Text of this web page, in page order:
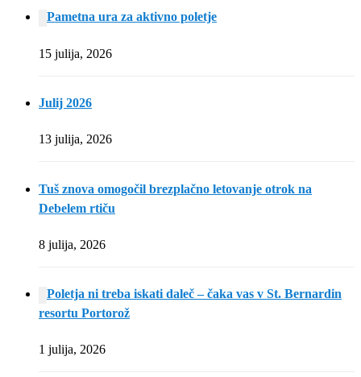
Pametna ura za aktivno poletje
15 julija, 2026
Julij 2026
13 julija, 2026
Tuš znova omogočil brezplačno letovanje otrok na
Debelem rtiču
8 julija, 2026
Poletja ni treba iskati daleč – čaka vas v St. Bernardin
resortu Portorož
1 julija, 2026